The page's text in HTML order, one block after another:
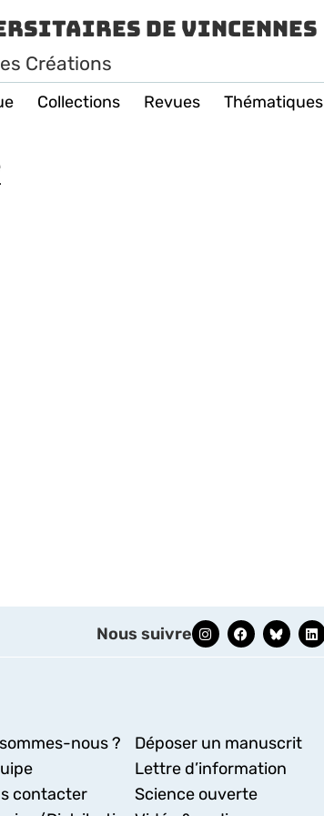
de Vincennes
Créations
Collections Revues Thématiques
Nous suivre
nous ?
contacter
Déposer un manuscrit
Lettre d’information
Science ouverte